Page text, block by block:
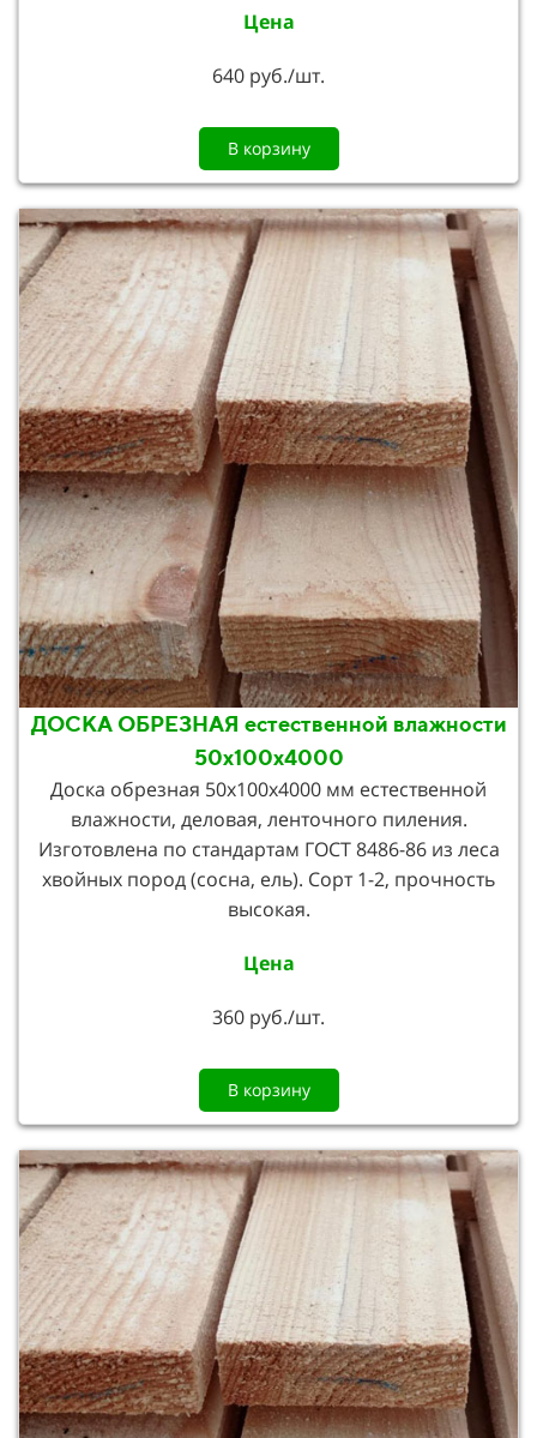
Цена
640 руб./шт.
В корзину
ДОСКА ОБРЕЗНАЯ естественной влажности
50х100х4000
Доска обрезная 50х100х4000 мм естественной
влажности, деловая, ленточного пиления.
Изготовлена по стандартам ГОСТ 8486-86 из леса
хвойных пород (сосна, ель). Сорт 1-2, прочность
высокая.
Цена
360 руб./шт.
В корзину